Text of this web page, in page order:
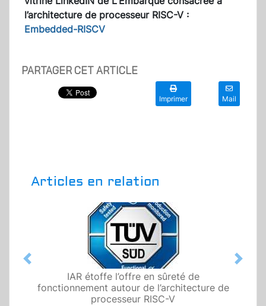
l’architecture de processeur RISC-V :
Embedded-RISCV
PARTAGER CET ARTICLE
Imprimer Mail
Articles en relation
IAR étoffe l’offre en sûreté de
fonctionnement autour de l’architecture de
processeur RISC-V
Previous Next